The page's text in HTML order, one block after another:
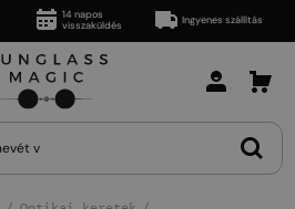
14 napos
visszaküldés
Ingyenes szállítás